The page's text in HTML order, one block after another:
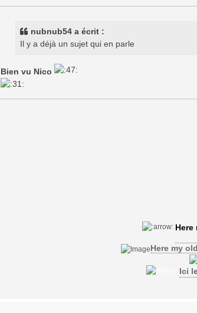
e
nubnub54 a écrit :
Il y a déjà un sujet qui en parle
Bien vu Nico
Here
Here my
Ici